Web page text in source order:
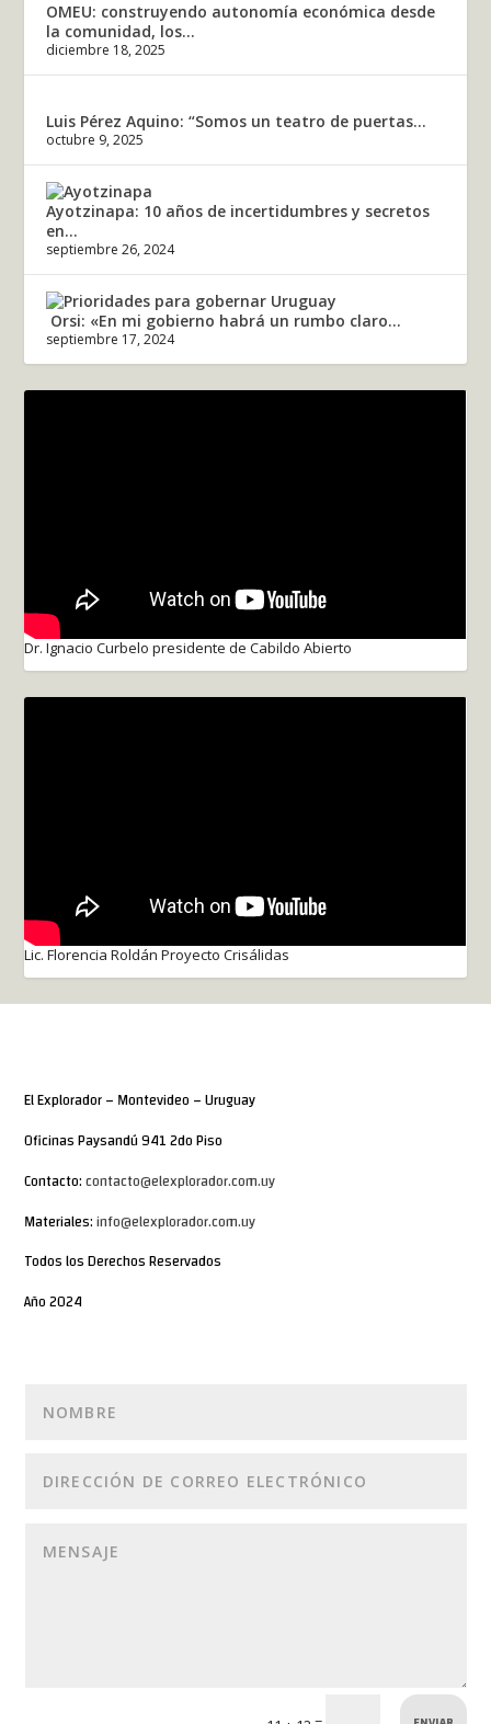
OMEU: construyendo autonomía económica desde
la comunidad, los...
diciembre 18, 2025
Luis Pérez Aquino: “Somos un teatro de puertas...
octubre 9, 2025
Ayotzinapa: 10 años de incertidumbres y secretos
en...
septiembre 26, 2024
Orsi: «En mi gobierno habrá un rumbo claro...
septiembre 17, 2024
Dr. Ignacio Curbelo presidente de Cabildo Abierto
Lic. Florencia Roldán Proyecto Crisálidas
El Explorador – Montevideo – Uruguay
Oficinas Paysandú 941 2do Piso
Contacto:contacto@elexplorador.com.uy
Materiales:info@elexplorador.com.uy
Todos los Derechos Reservados
Año 2024